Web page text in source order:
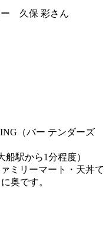
久保 彩さん
（バー テンダーズ
駅から1分程度）
ミリーマート・天丼て
奥です。